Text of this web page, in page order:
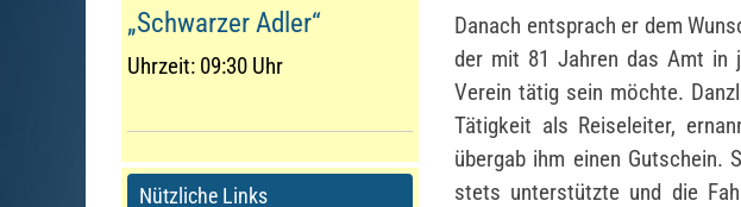
Danach entsprach er dem
der mit 81 Jahren das Amt in
Verein tätig sein möchte.
Tätigkeit als Reiseleiter,
übergab ihm einen Gutschein.
stets unterstützte und die
„Schwarzer Adler“
Uhrzeit: 09:30 Uhr
Nützliche Links